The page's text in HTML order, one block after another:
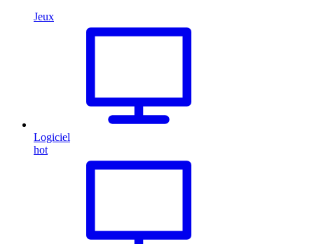
Jeux
Logiciel
hot